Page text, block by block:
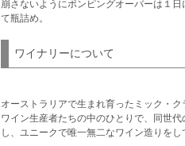
崩さないようにポンピングオーバーは１
て瓶詰め。
ワイナリーについて
オーストラリアで生まれ育ったミック・
ワイン生産者たちの中のひとりで、同世
し、ユニークで唯一無二なワイン造りをし